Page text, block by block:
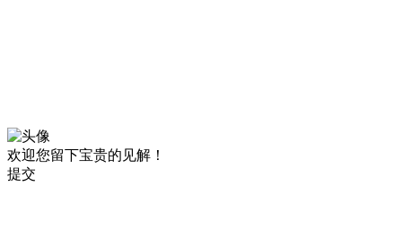
欢迎您留下宝贵的见解！
提交